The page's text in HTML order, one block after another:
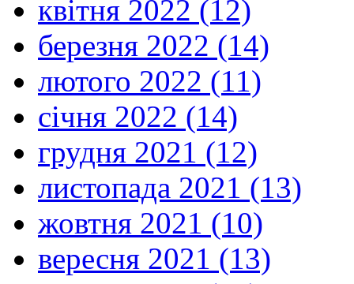
квітня 2022 (12)
березня 2022 (14)
лютого 2022 (11)
січня 2022 (14)
грудня 2021 (12)
листопада 2021 (13)
жовтня 2021 (10)
вересня 2021 (13)